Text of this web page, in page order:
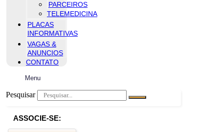
PARCEIROS
TELEMEDICINA
PLACAS
INFORMATIVAS
VAGAS &
ANUNCIOS
CONTATO
Menu
Pesquisar
ASSOCIE-SE: